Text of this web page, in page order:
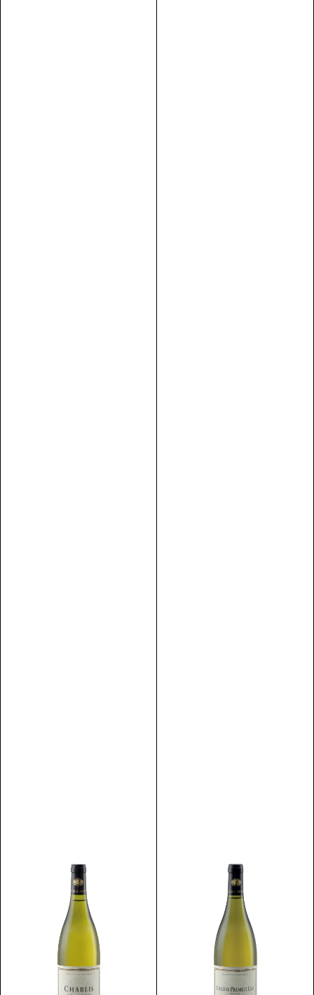
Discover Discover